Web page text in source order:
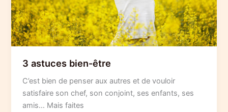
3 astuces bien-être
C’est bien de penser aux autres et de vouloir
satisfaire son chef, son conjoint, ses enfants, ses
amis… Mais faites